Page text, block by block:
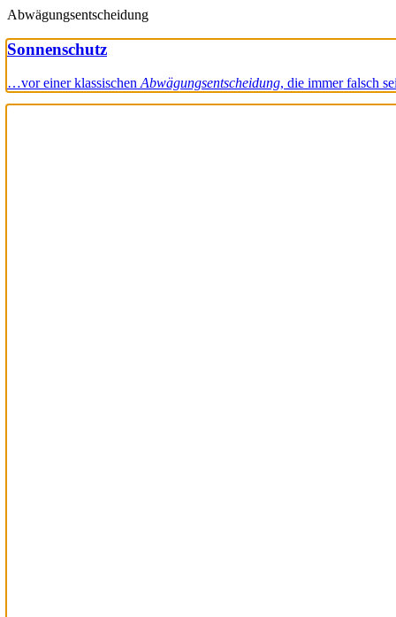
Abwägungsentscheidung
Sonnenschutz
…vor einer klassischenAbwägungsentscheidung, die immer falsch